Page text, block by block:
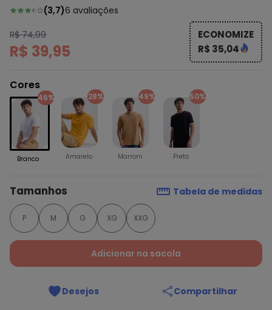
(3,7)6 avaliações
R$ 74,99
R$ 39,95
ECONOMIZE
R$ 35,04
Cores
46%
Branco
28%
Amarelo
49%
Marrom
50%
Preto
Tamanhos Tabela de medidas
P M G XG XXG
Adicionar na sacola
Desejos Compartilhar